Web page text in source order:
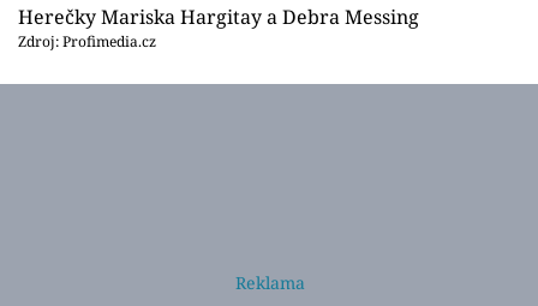
Herečky Mariska Hargitay a Debra Messing
Zdroj: Profimedia.cz